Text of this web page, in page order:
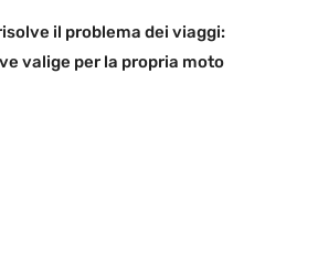
il problema dei viaggi:
valige per la propria moto